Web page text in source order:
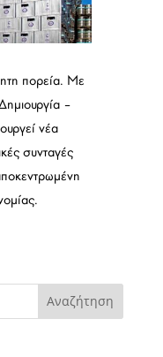
πορεία. Με
–
νέα
συνταγές
Αναζήτηση